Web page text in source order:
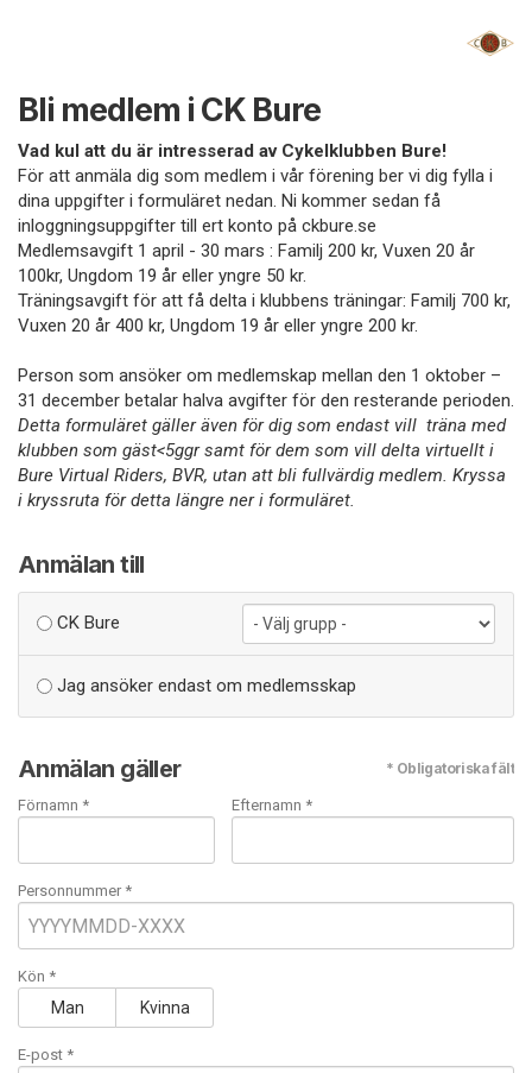
Bli medlem i CK Bure
Vad kul att du är intresserad av Cykelklubben Bure!
För att anmäla dig som medlem i vår förening ber vi dig fylla i
dina uppgifter i formuläret nedan. Ni kommer sedan få
inloggningsuppgifter till ert konto på ckbure.se
Medlemsavgift 1 april - 30 mars​ : Familj 200 kr​, Vuxen 20 år
100kr​, Ungdom 19 år eller yngre 50 kr​.
Träningsavgift för att få delta i klubbens träningar: Familj 700 kr,
Vuxen 20 år 400 kr​, Ungdom 19 år eller yngre 200 kr​.
Person som ansöker om medlemskap mellan den 1 oktober –
31 december betalar halva avgifter för den resterande perioden.
Detta formuläret gäller även för dig som endast vill träna med
klubben som gäst<5ggr samt för dem som vill delta virtuellt i
Bure Virtual Riders, BVR, utan att bli fullvärdig medlem. Kryssa
i kryssruta för detta längre ner i formuläret.
Anmälan till
CK Bure
Jag ansöker endast om medlemsskap
Anmälan gäller * Obligatoriska fält
Förnamn * Efternamn *
Personnummer *
Kön *
Man Kvinna
E-post *